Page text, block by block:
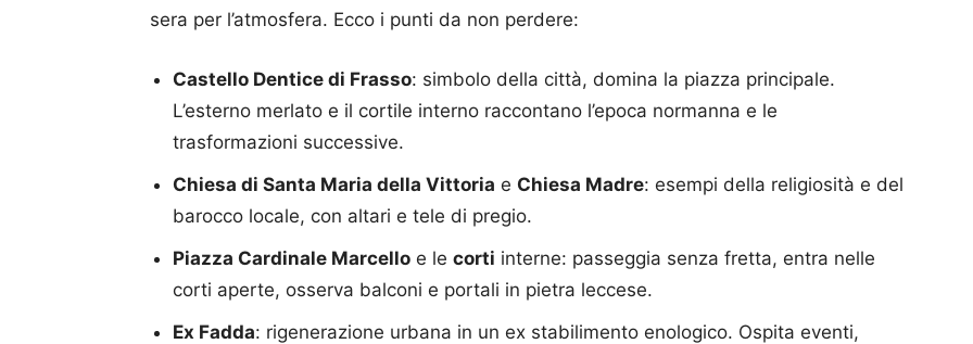
sera per l’atmosfera. Ecco i punti da non perdere:
Castello Dentice di Frasso: simbolo della città, domina la piazza principale.
L’esterno merlato e il cortile interno raccontano l’epoca normanna e le
trasformazioni successive.
Chiesa di Santa Maria della Vittoria e Chiesa Madre: esempi della religiosità e del
barocco locale, con altari e tele di pregio.
Piazza Cardinale Marcello e le corti interne: passeggia senza fretta, entra nelle
corti aperte, osserva balconi e portali in pietra leccese.
Ex Fadda: rigenerazione urbana in un ex stabilimento enologico. Ospita eventi,